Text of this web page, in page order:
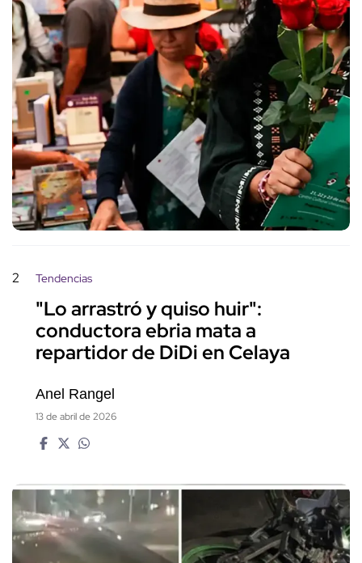
2 Tendencias
"Lo arrastró y quiso huir":
conductora ebria mata a
repartidor de DiDi en Celaya
Anel Rangel
13 de abril de 2026